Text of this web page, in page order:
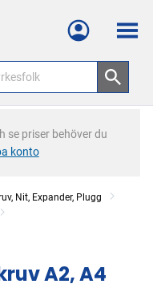
Meny
se priser behöver du
konto
Nit, Expander, Plugg
A2, A4